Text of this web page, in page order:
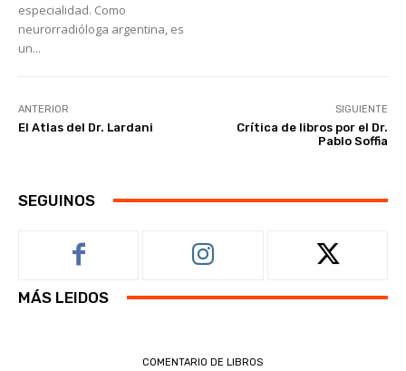
especialidad. Como
neurorradióloga argentina, es
un...
ANTERIOR
El Atlas del Dr. Lardani
SIGUIENTE
Crítica de libros por el Dr.
Pablo Soffia
SEGUINOS
MÁS LEIDOS
COMENTARIO DE LIBROS